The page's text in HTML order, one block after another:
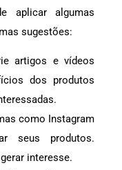
aplicar algumas
sugestões:
artigos e vídeos
dos produtos
como Instagram
seus produtos.
interesse.